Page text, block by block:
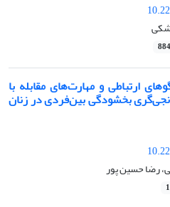
ارتباطی و مهارت‌های مقابله با
بخشودگی بین‌فردی در زنان
رضا حسین پور